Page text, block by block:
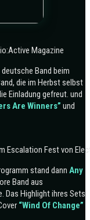
Magazine
Band beim
die im Herbst selbst
Einladung gefreut. und
Are Winners” und
Escalation Fest von
stand dann Any
Band aus
Das Highlight ihres Sets
“Wind Of Change”